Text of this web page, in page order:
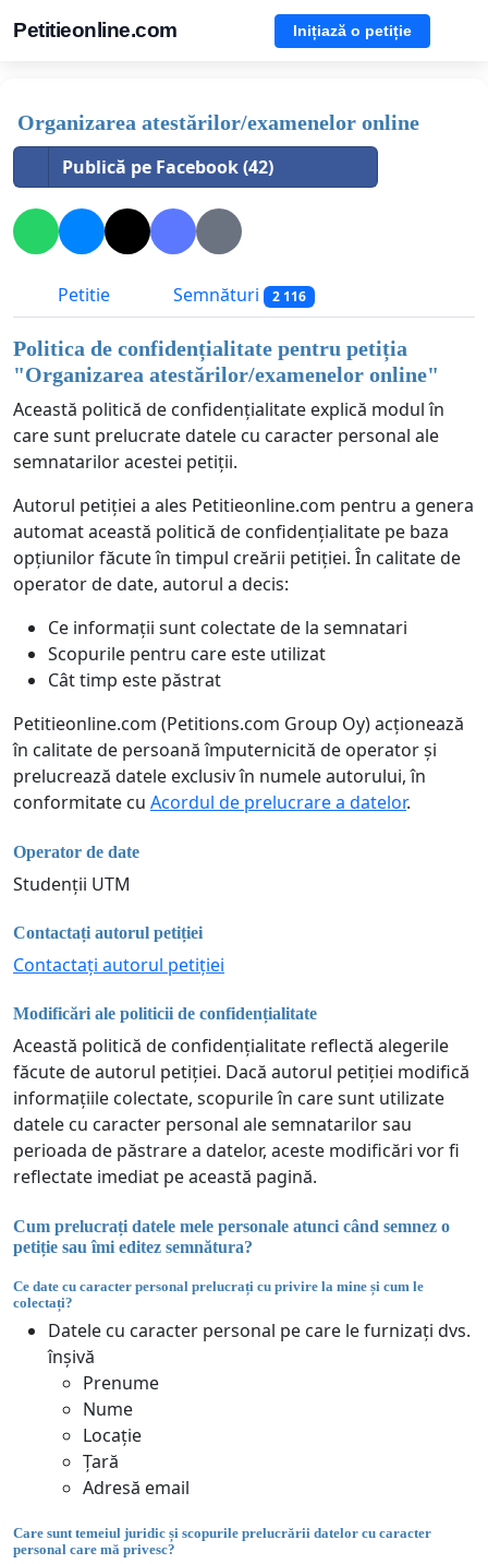
Petitieonline.com Inițiază o petiție
Organizarea atestărilor/examenelor online
Publică pe Facebook (42)
Petitie Semnături 2 116
Politica de confidențialitate pentru petiția
"Organizarea atestărilor/examenelor online"
Această politică de confidențialitate explică modul în
care sunt prelucrate datele cu caracter personal ale
semnatarilor acestei petiții.
Autorul petiției a ales Petitieonline.com pentru a genera
automat această politică de confidențialitate pe baza
opțiunilor făcute în timpul creării petiției. În calitate de
operator de date, autorul a decis:
Ce informații sunt colectate de la semnatari
Scopurile pentru care este utilizat
Cât timp este păstrat
Petitieonline.com (Petitions.com Group Oy) acționează
în calitate de persoană împuternicită de operator și
prelucrează datele exclusiv în numele autorului, în
conformitate cu Acordul de prelucrare a datelor.
Operator de date
Studenții UTM
Contactați autorul petiției
Contactați autorul petiției
Modificări ale politicii de confidențialitate
Această politică de confidențialitate reflectă alegerile
făcute de autorul petiției. Dacă autorul petiției modifică
informațiile colectate, scopurile în care sunt utilizate
datele cu caracter personal ale semnatarilor sau
perioada de păstrare a datelor, aceste modificări vor fi
reflectate imediat pe această pagină.
Cum prelucrați datele mele personale atunci când semnez o
petiție sau îmi editez semnătura?
Ce date cu caracter personal prelucrați cu privire la mine și cum le
colectați?
Datele cu caracter personal pe care le furnizați dvs.
înșivă
Prenume
Nume
Locație
Țară
Adresă email
Care sunt temeiul juridic și scopurile prelucrării datelor cu caracter
personal care mă privesc?